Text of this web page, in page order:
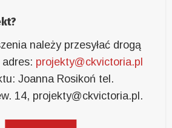
należy przesyłać drogą
projekty@ckvictoria.pl
Joanna Rosikoń tel.
14, projekty@ckvictoria.pl.